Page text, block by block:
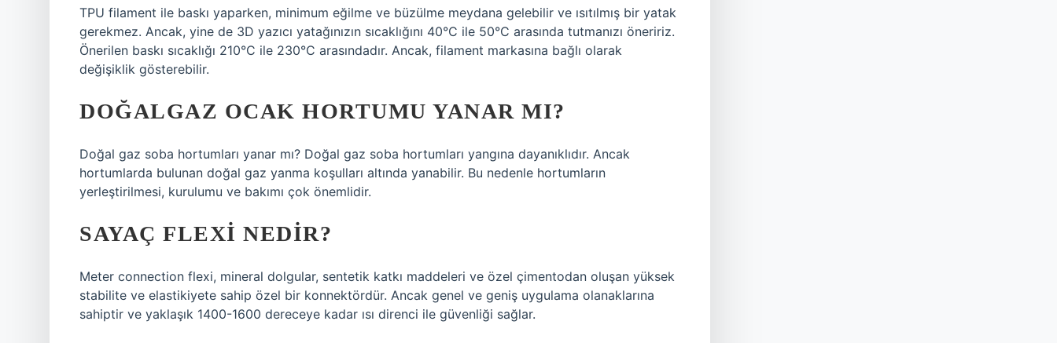
TPU filament ile baskı yaparken, minimum eğilme ve büzülme meydana gelebilir ve ısıtılmış bir yatak
gerekmez. Ancak, yine de 3D yazıcı yatağınızın sıcaklığını 40°C ile 50°C arasında tutmanızı öneririz.
Önerilen baskı sıcaklığı 210°C ile 230°C arasındadır. Ancak, filament markasına bağlı olarak
değişiklik gösterebilir.
DOĞALGAZ OCAK HORTUMU YANAR MI?
Doğal gaz soba hortumları yanar mı? Doğal gaz soba hortumları yangına dayanıklıdır. Ancak
hortumlarda bulunan doğal gaz yanma koşulları altında yanabilir. Bu nedenle hortumların
yerleştirilmesi, kurulumu ve bakımı çok önemlidir.
SAYAÇ FLEXI NEDIR?
Meter connection flexi, mineral dolgular, sentetik katkı maddeleri ve özel çimentodan oluşan yüksek
stabilite ve elastikiyete sahip özel bir konnektördür. Ancak genel ve geniş uygulama olanaklarına
sahiptir ve yaklaşık 1400-1600 dereceye kadar ısı direnci ile güvenliği sağlar.